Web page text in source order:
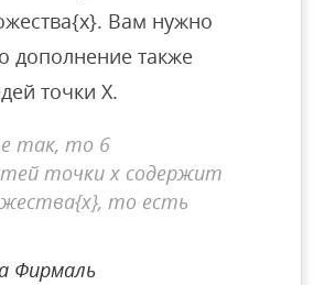
Вам нужно
дополнение также
точки X.
так, то 6
точки x содержит
то есть
Фирмаль